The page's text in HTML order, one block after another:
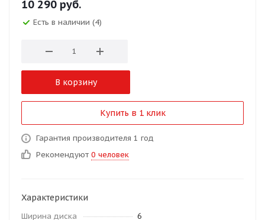
10 290 руб.
Есть в наличии (4)
В корзину
Купить в 1 клик
Гарантия производителя 1 год
Рекомендуют 0 человек
Характеристики
Ширина диска
6